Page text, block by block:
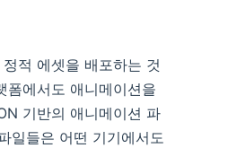
적 에셋을 배포하는 것
폼에서도 애니메이션을
기반의 애니메이션 파
일들은 어떤 기기에서도